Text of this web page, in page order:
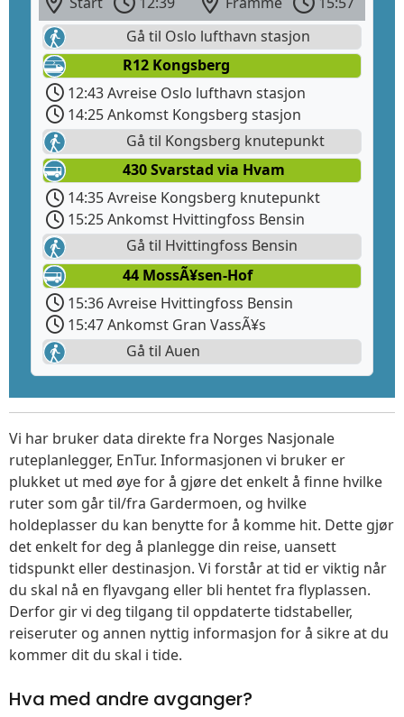
Gå til Oslo lufthavn stasjon
R12 Kongsberg
12:43 Avreise Oslo lufthavn stasjon
14:25 Ankomst Kongsberg stasjon
Gå til Kongsberg knutepunkt
430 Svarstad via Hvam
14:35 Avreise Kongsberg knutepunkt
15:25 Ankomst Hvittingfoss Bensin
Gå til Hvittingfoss Bensin
44 MossÃ¥sen-Hof
15:36 Avreise Hvittingfoss Bensin
15:47 Ankomst Gran VassÃ¥s
Gå til Auen
Vi har bruker data direkte fra Norges Nasjonale
ruteplanlegger, EnTur. Informasjonen vi bruker er
plukket ut med øye for å gjøre det enkelt å finne hvilke
ruter som går til/fra Gardermoen, og hvilke
holdeplasser du kan benytte for å komme hit. Dette gjør
det enkelt for deg å planlegge din reise, uansett
tidspunkt eller destinasjon. Vi forstår at tid er viktig når
du skal nå en flyavgang eller bli hentet fra flyplassen.
Derfor gir vi deg tilgang til oppdaterte tidstabeller,
reiseruter og annen nyttig informasjon for å sikre at du
kommer dit du skal i tide.
Hva med andre avganger?